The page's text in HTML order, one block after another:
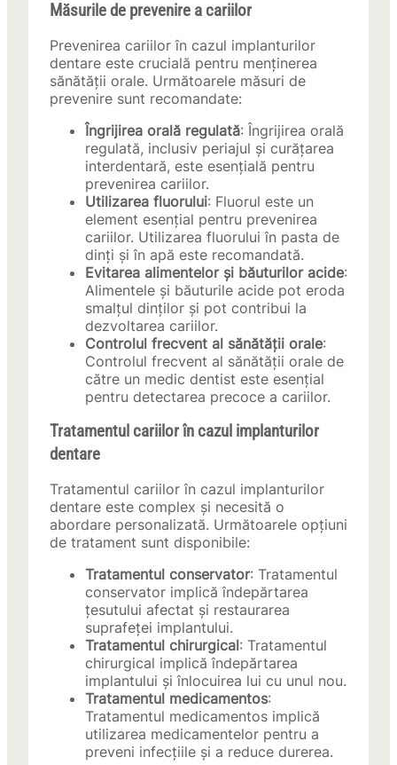
Măsurile de prevenire a cariilor
Prevenirea cariilor în cazul implanturilor
dentare este crucială pentru menținerea
sănătății orale. Următoarele măsuri de
prevenire sunt recomandate:
Îngrijirea orală regulată: Îngrijirea orală
regulată, inclusiv periajul și curățarea
interdentară, este esențială pentru
prevenirea cariilor.
Utilizarea fluorului: Fluorul este un
element esențial pentru prevenirea
cariilor. Utilizarea fluorului în pasta de
dinți și în apă este recomandată.
Evitarea alimentelor și băuturilor acide:
Alimentele și băuturile acide pot eroda
smalțul dinților și pot contribui la
dezvoltarea cariilor.
Controlul frecvent al sănătății orale:
Controlul frecvent al sănătății orale de
către un medic dentist este esențial
pentru detectarea precoce a cariilor.
Tratamentul cariilor în cazul implanturilor
dentare
Tratamentul cariilor în cazul implanturilor
dentare este complex și necesită o
abordare personalizată. Următoarele opțiuni
de tratament sunt disponibile:
Tratamentul conservator: Tratamentul
conservator implică îndepărtarea
țesutului afectat și restaurarea
suprafeței implantului.
Tratamentul chirurgical: Tratamentul
chirurgical implică îndepărtarea
implantului și înlocuirea lui cu unul nou.
Tratamentul medicamentos:
Tratamentul medicamentos implică
utilizarea medicamentelor pentru a
preveni infecțiile și a reduce durerea.